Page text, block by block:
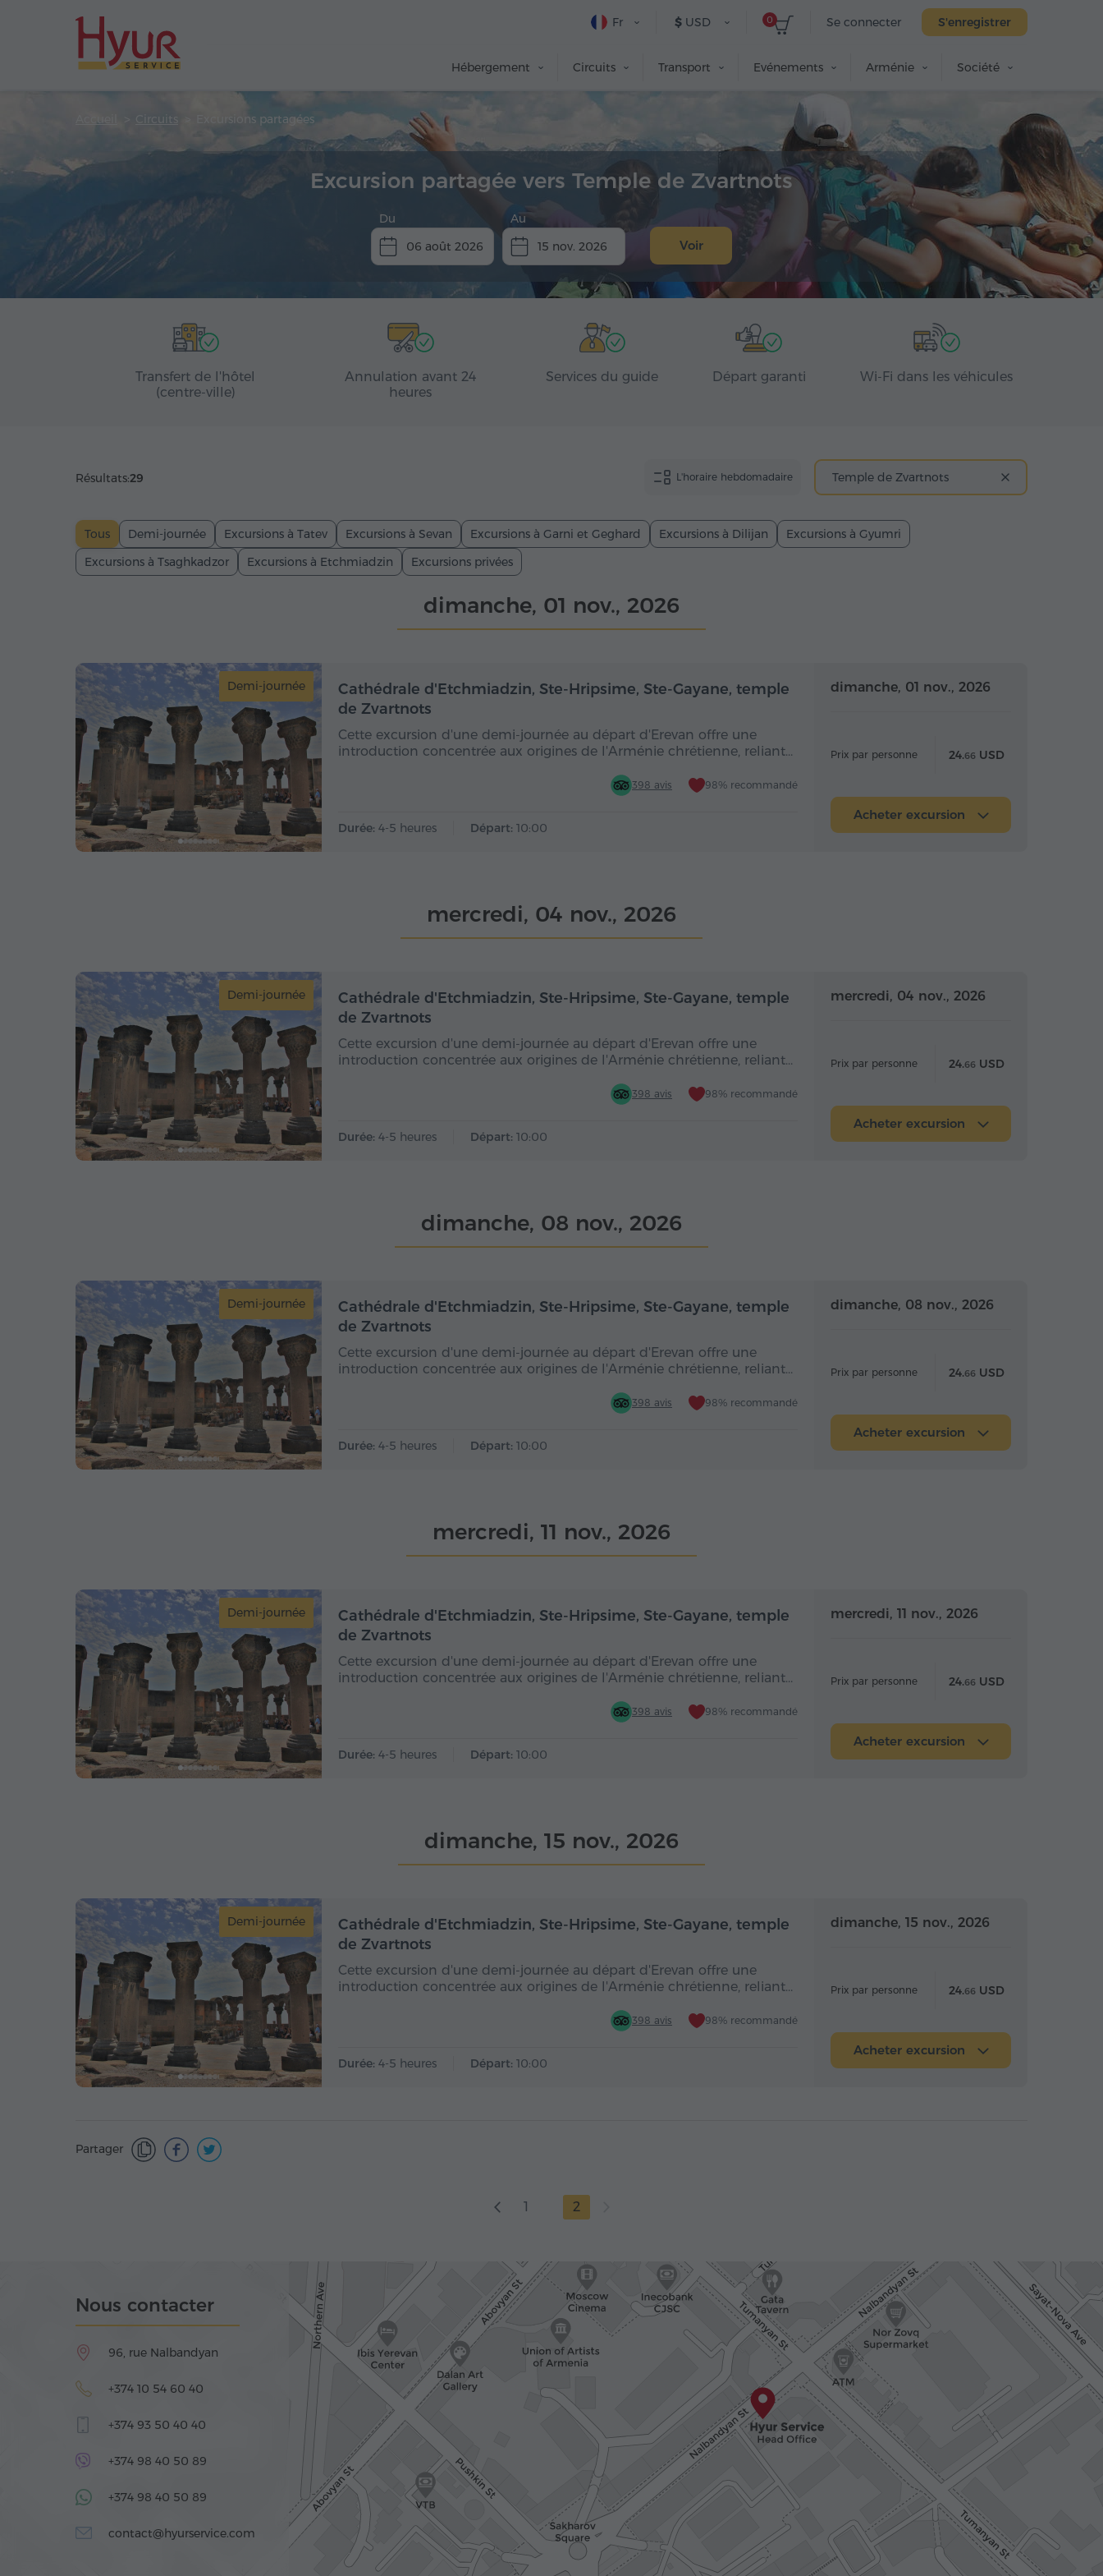
Se connecter S'enregistrer
0
$ USD
Fr
Hébergement Circuits Transport Evénements Arménie Société
Accueil Circuits Excursions partagées
Excursion partagée vers Temple de Zvartnots
Du
06 août 2026
Au
15 nov. 2026
Voir
Transfert de l'hôtel
(centre-ville)
Annulation avant 24
heures
Services du guide Départ garanti Wi-Fi dans les véhicules
Temple de Zvartnots
L'horaire hebdomadaire
Résultats:29
Tous Demi-journée Excursions à Tatev Excursions à Sevan Excursions à Garni et Geghard Excursions à Dilijan
Excursions à Gyumri
Excursions à Tsaghkadzor
Excursions à Etchmiadzin Excursions privées
dimanche, 01 nov., 2026
Demi-journée Demi-journée Demi-journée Demi-journée
Cathédrale d'Etchmiadzin, Ste-Hripsime, Ste-Gayane, temple
de Zvartnots
Cette excursion d'une demi-journée au départ d'Erevan offre une
introduction concentrée aux origines de l'Arménie chrétienne, reliant…
398 avis 98% recommandé
Durée: 4-5 heures Départ: 10:00
dimanche, 01 nov., 2026
Prix par personne 24.66 USD
Acheter excursion
mercredi, 04 nov., 2026
Demi-journée Demi-journée Demi-journée Demi-journée
Cathédrale d'Etchmiadzin, Ste-Hripsime, Ste-Gayane, temple
de Zvartnots
Cette excursion d'une demi-journée au départ d'Erevan offre une
introduction concentrée aux origines de l'Arménie chrétienne, reliant…
398 avis 98% recommandé
Durée: 4-5 heures Départ: 10:00
mercredi, 04 nov., 2026
Prix par personne 24.66 USD
Acheter excursion
dimanche, 08 nov., 2026
Demi-journée Demi-journée Demi-journée Demi-journée
Cathédrale d'Etchmiadzin, Ste-Hripsime, Ste-Gayane, temple
de Zvartnots
Cette excursion d'une demi-journée au départ d'Erevan offre une
introduction concentrée aux origines de l'Arménie chrétienne, reliant…
398 avis 98% recommandé
Durée: 4-5 heures Départ: 10:00
dimanche, 08 nov., 2026
Prix par personne 24.66 USD
Acheter excursion
mercredi, 11 nov., 2026
Demi-journée Demi-journée Demi-journée Demi-journée
Cathédrale d'Etchmiadzin, Ste-Hripsime, Ste-Gayane, temple
de Zvartnots
Cette excursion d'une demi-journée au départ d'Erevan offre une
introduction concentrée aux origines de l'Arménie chrétienne, reliant…
398 avis 98% recommandé
Durée: 4-5 heures Départ: 10:00
mercredi, 11 nov., 2026
Prix par personne 24.66 USD
Acheter excursion
dimanche, 15 nov., 2026
Demi-journée Demi-journée Demi-journée Demi-journée
Cathédrale d'Etchmiadzin, Ste-Hripsime, Ste-Gayane, temple
de Zvartnots
Cette excursion d'une demi-journée au départ d'Erevan offre une
introduction concentrée aux origines de l'Arménie chrétienne, reliant…
398 avis 98% recommandé
Durée: 4-5 heures Départ: 10:00
dimanche, 15 nov., 2026
Prix par personne 24.66 USD
Acheter excursion
Partager
1 2
Nous contacter
96, rue Nalbandyan
+374 10 54 60 40
+374 93 50 40 40
+374 98 40 50 89
+374 98 40 50 89
contact@hyurservice.com